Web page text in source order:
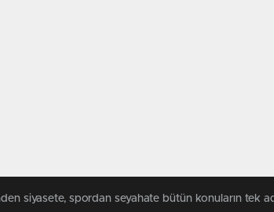
siyasete, spordan seyahate bütün konuların